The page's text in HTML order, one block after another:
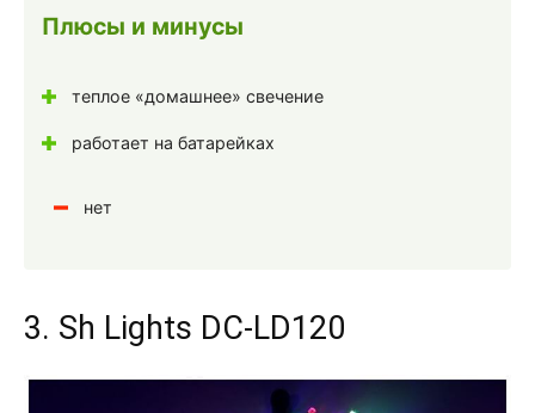
Плюсы и минусы
теплое «домашнее» свечение
работает на батарейках
нет
3. Sh Lights DC-LD120